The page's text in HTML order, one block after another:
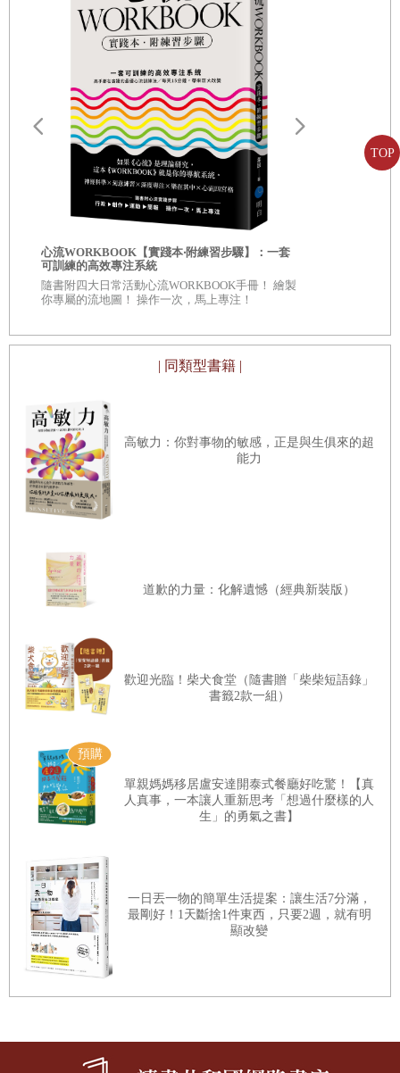
TOP
這樣的母女情愛，更反襯出書中那位前政治犯父親的無情。
作為母親的又熙，內心努力蓄養火種，從不吝於為女兒打
光、煨暖；然而，作為女兒，她對父親的依戀、渴愛，卻僅
僅換來心碎與傷痛，讀來讓人非常不捨。
最深的痛，來自最深的愛。只因渴求父親的愛，卻換來愛的
斷絕，父親無情地奪走女兒所有的陽光。我絕不會說，這是
因為父親受盡政治黑獄，因而未曾學會愛人的方法。確實，
因為政治黑暗，讓女兒失去父親的溫暖照拂；然而，身為父
親，失去點燃光熱的能力，絕不能推給政治。
身為台灣最知名的政治受難者之一，他的女兒，四十年來，
無論願意或不願意，都只能背負汙名，受盡社會的冷漠與敵
然而，最後，真正讓女兒陷身黑暗境域，真正取消女兒存在
感的，卻不是社會，而是父親本人。書中說，父親「帶走了
所有的光線與熱度」，女兒「從此跌入長達六年的黑暗
期」。而父親卻因從未細讀過女兒，而誤解怨怪女兒「文革
這名父親，以各種方式缺席。弔詭的是，在女兒生命中缺席
魂中，刺痛地在場。一種缺席的在場，一種愛的匱乏的在
場，一種愛的剝奪的在場，一種愛的決裂的在場。
靈魂深處，分秒啃噬著她。疾病是一種隱喻。女兒憂鬱症的
癥候式閱讀，必須從父親那一頁開始，火線在苦難的歷史源
頭就已深埋，而引爆，則在比歷史更森寒的現實裡。
書中說：「父親，是個絕情的人；母親，是個任性的人。」
因為父親而受盡人間寂涼的母親，以她自己的方式，愛著一
雙女兒。無愛是痛，有時候，愛也會成為一種痛。彷彿隔代
輪迴，她的女兒，也以另一種形式，複製了母親的生命，成
為單親母親，一樣孤獨、痛楚、自我撕裂，一樣有如被整個
心流WORKBOOK【實踐本‧附練習步驟】：一套
可訓練的高效專注系統
隨書附四大日常活動心流WORKBOOK手冊！ 繪製
你專屬的流地圖！ 操作一次，馬上專注！
| 同類型書籍 |
高敏力：你對事物的敏感，正是與生俱來的超
能力
道歉的力量：化解遺憾（經典新裝版）
歡迎光臨！柴犬食堂（隨書贈「柴柴短語錄」
書籤2款一組）
單親媽媽移居盧安達開泰式餐廳好吃驚！【真
人真事，一本讓人重新思考「想過什麼樣的人
生」的勇氣之書】
一日丟一物的簡單生活提案：讓生活7分滿，
最剛好！1天斷捨1件東西，只要2週，就有明
顯改變